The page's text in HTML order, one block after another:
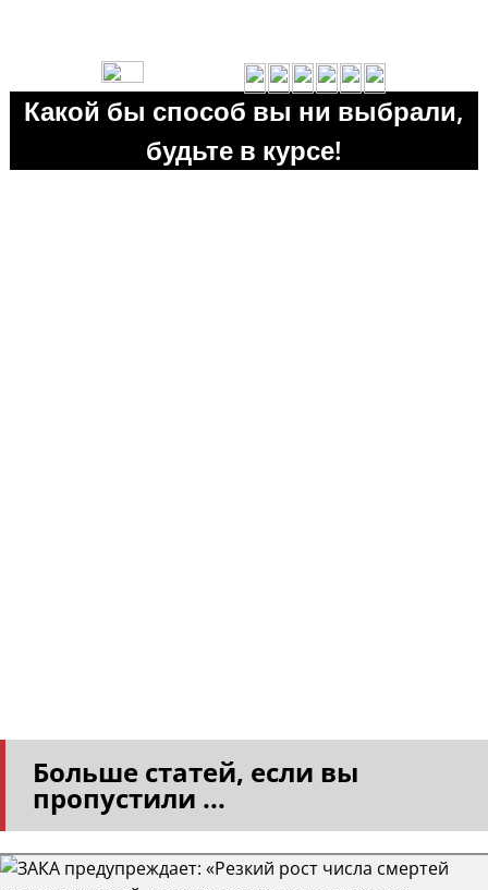
Какой бы способ вы ни выбрали,
будьте в курсе!
Больше статей, если вы
пропустили ...